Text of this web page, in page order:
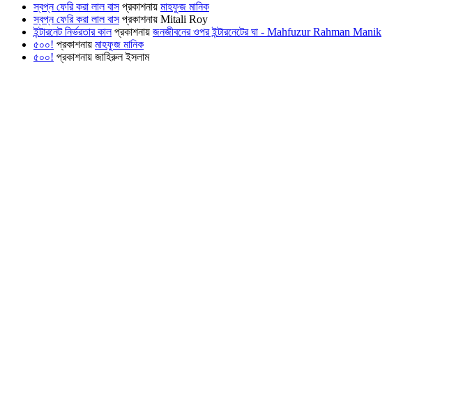
স্বপ্ন ফেরি করা লাল বাসপ্রকাশনায় মাহফুজ মানিক
স্বপ্ন ফেরি করা লাল বাসপ্রকাশনায় Mitali Roy
ইন্টারনেট নির্ভরতার কালপ্রকাশনায় জনজীবনের ওপর ইন্টারনেটের ঘা - Mahfuzur Rahman Manik
৫০০! প্রকাশনায় মাহফুজ মানিক
৫০০! প্রকাশনায় জাহিরুল ইসলাম